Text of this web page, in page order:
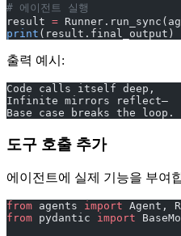
# 에이전트 실행
result =
print (result.final_output)
출력 예시:
Code calls itself deep,
Infinite mirrors reflect—
Base case breaks the loop.
도구 호출 추가
에이전트에 실제 기능을 부여
from agents import Agent,
from pydantic import